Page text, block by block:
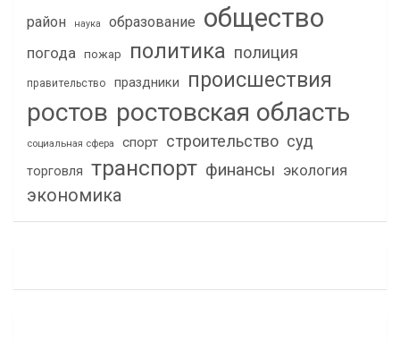
район
наука образование общество
погода пожар политика полиция
правительство праздники происшествия
ростов ростовская область
социальная сфера спорт строительство суд
торговля транспорт финансы экология
экономика